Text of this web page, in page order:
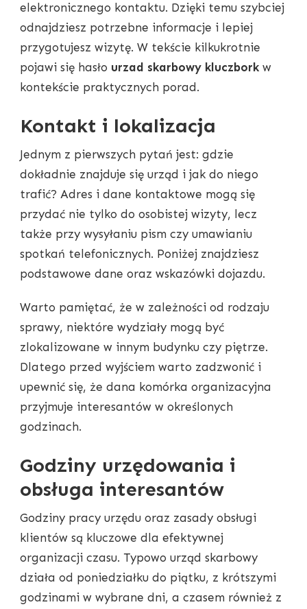
elektronicznego kontaktu. Dzięki temu szybciej
odnajdziesz potrzebne informacje i lepiej
przygotujesz wizytę. W tekście kilkukrotnie
pojawi się hasło urzad skarbowy kluczbork w
kontekście praktycznych porad.
Kontakt i lokalizacja
Jednym z pierwszych pytań jest: gdzie
dokładnie znajduje się urząd i jak do niego
trafić? Adres i dane kontaktowe mogą się
przydać nie tylko do osobistej wizyty, lecz
także przy wysyłaniu pism czy umawianiu
spotkań telefonicznych. Poniżej znajdziesz
podstawowe dane oraz wskazówki dojazdu.
Warto pamiętać, że w zależności od rodzaju
sprawy, niektóre wydziały mogą być
zlokalizowane w innym budynku czy piętrze.
Dlatego przed wyjściem warto zadzwonić i
upewnić się, że dana komórka organizacyjna
przyjmuje interesantów w określonych
godzinach.
Godziny urzędowania i
obsługa interesantów
Godziny pracy urzędu oraz zasady obsługi
klientów są kluczowe dla efektywnej
organizacji czasu. Typowo urząd skarbowy
działa od poniedziałku do piątku, z krótszymi
godzinami w wybrane dni, a czasem również z